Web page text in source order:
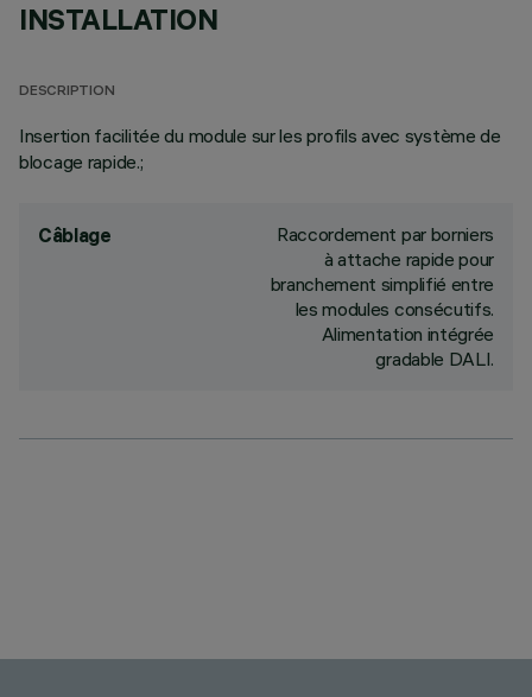
INSTALLATION
DESCRIPTION
Insertion facilitée du module sur les profils avec système de
blocage rapide.;
Câblage
Raccordement par borniers
à attache rapide pour
branchement simplifié entre
les modules consécutifs.
Alimentation intégrée
gradable DALI.